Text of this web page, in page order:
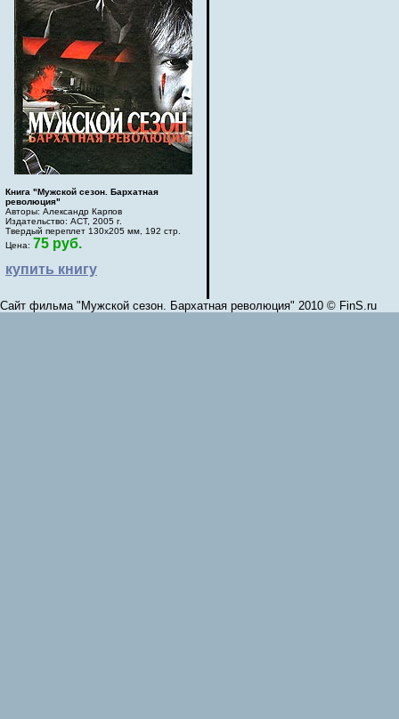
Книга "Мужской сезон. Бархатная
революция"
Авторы: Александр Карпов
Издательство: АСТ, 2005 г.
Твердый переплет 130х205 мм, 192 стр.
Цена: 75 руб.
купить книгу
Сайт фильма "Мужской сезон. Бархатная революция" 2010 © FinS.ru